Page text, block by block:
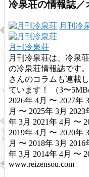
冷泉荘の情報誌／
月刊冷
月刊冷泉荘
月刊冷泉荘は、冷泉
の冷泉荘情報誌です
さんのコラムも連載
ています！ （3〜
2026年 4月 〜 2027年
月 〜 2025年 3月
年 3月 2021年 4月 〜
2019年 4月 〜 2020年
月 〜 2018年 3月
年 3月 2014年 4月 〜
www.reizensou.com